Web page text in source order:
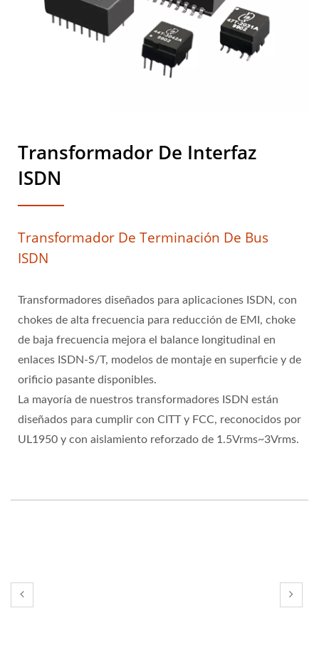
Transformador De Interfaz
ISDN
Transformador De Terminación De Bus
ISDN
Transformadores diseñados para aplicaciones ISDN, con
chokes de alta frecuencia para reducción de EMI, choke
de baja frecuencia mejora el balance longitudinal en
enlaces ISDN-S/T, modelos de montaje en superficie y de
orificio pasante disponibles.
La mayoría de nuestros transformadores ISDN están
diseñados para cumplir con CITT y FCC, reconocidos por
UL1950 y con aislamiento reforzado de 1.5Vrms~3Vrms.